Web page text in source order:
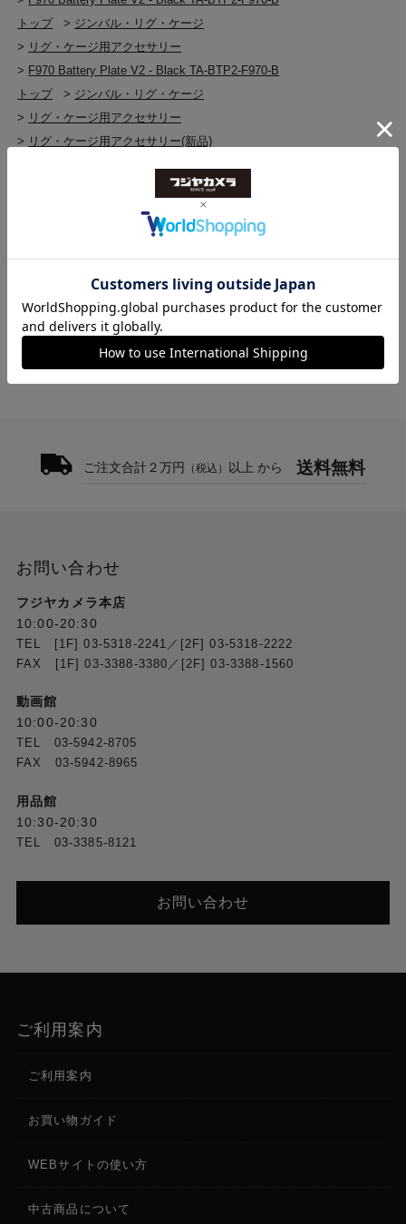
トップ
> ジンバル・リグ・ケージ
> リグ・ケージ用アクセサリー
> F970 Battery Plate V2 - Black TA-BTP2-F970-B
トップ
> ジンバル・リグ・ケージ
> リグ・ケージ用アクセサリー
> リグ・ケージ用アクセサリー(新品)
ジンバル・リグ・ケージ
ジンバル・リグ・ケージ(新品)
F970 Battery Plate V2 - Black TA-BTP2-F970-B
トップ
>TILTA
F970 Battery Plate V2 - Black TA-BTP2-F970-B
ご注文合計２万円 （税込） 以上 から 送料無料
お問い合わせ
フジヤカメラ本店
10:00-20:30
TEL [1F] 03-5318-2241／[2F] 03-5318-2222
FAX [1F] 03-3388-3380／[2F] 03-3388-1560
動画館
10:00-20:30
TEL 03-5942-8705
FAX 03-5942-8965
用品館
10:30-20:30
TEL 03-3385-8121
お問い合わせ
ご利用案内
ご利用案内
お買い物ガイド
WEBサイトの使い方
中古商品について